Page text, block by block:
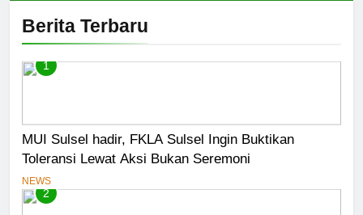
Berita Terbaru
1
MUI Sulsel hadir, FKLA Sulsel Ingin Buktikan
Toleransi Lewat Aksi Bukan Seremoni
NEWS
2